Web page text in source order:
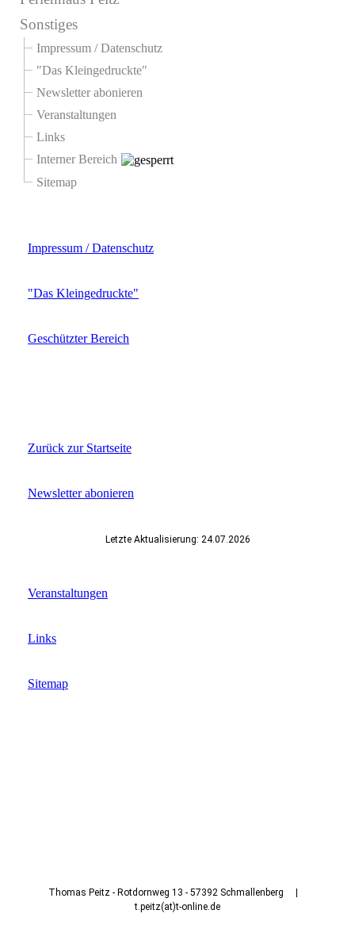
Sonstiges
Impressum / Datenschutz
"Das Kleingedruckte"
Newsletter abonieren
Veranstaltungen
Links
Interner Bereich
Sitemap
Impressum / Datenschutz
"Das Kleingedruckte"
Geschützter Bereich
Zurück zur Startseite
Newsletter abonieren
Letzte Aktualisierung: 24.07.2026
Veranstaltungen
Links
Sitemap
Thomas Peitz - Rotdornweg 13 - 57392 Schmallenberg |
t.peitz(at)t-online.de